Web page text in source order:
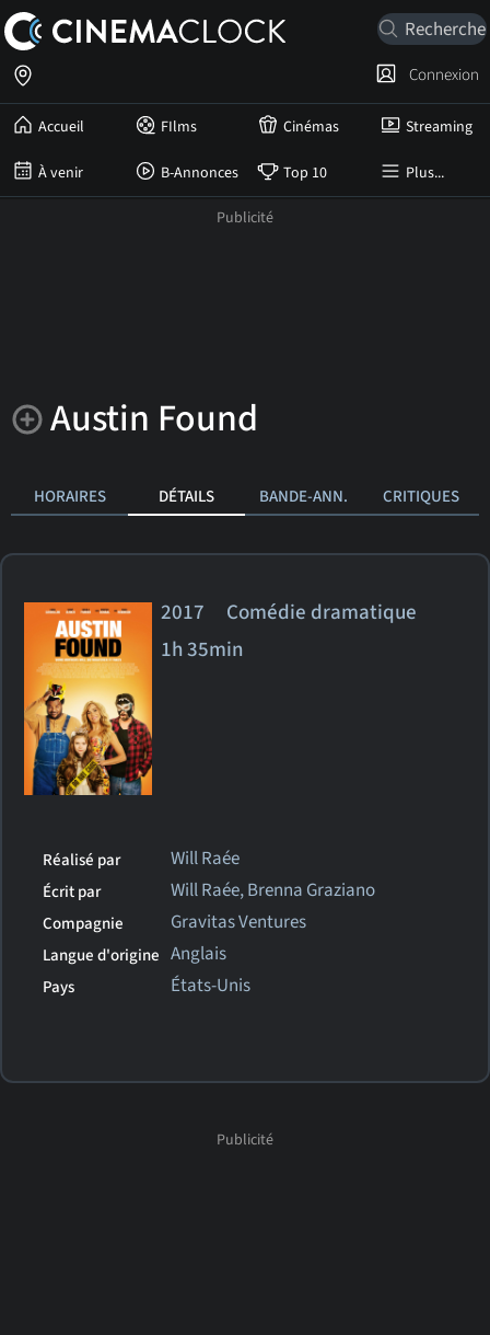
Accueil FIlms Cinémas Streaming
À venir B-Annonces Top 10 Plus...
Connexion
Austin Found
HORAIRES DÉTAILS BANDE-ANN. CRITIQUES
2017 Comédie dramatique
1h 35min
Réalisé par Will Raée
Écrit par Will Raée, Brenna Graziano
Compagnie Gravitas Ventures
Langue d'origine Anglais
Pays États-Unis